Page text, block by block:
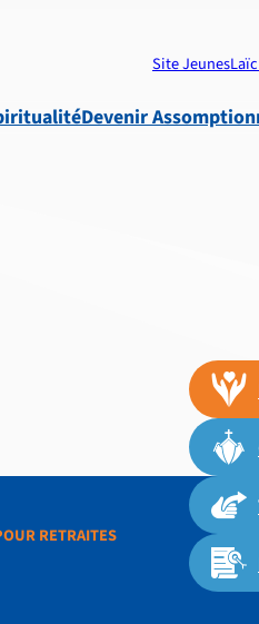
Site Jeunes
Devenir
RETRAITES